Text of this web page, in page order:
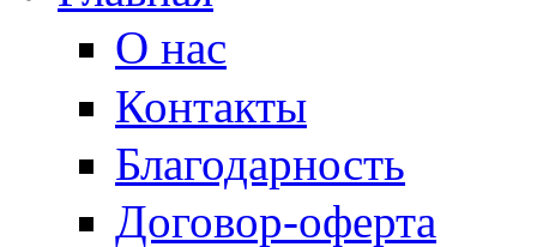
О нас
Контакты
Благодарность
Договор-оферта